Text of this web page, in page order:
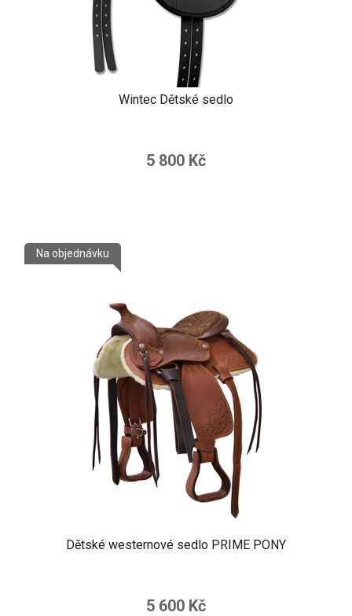
Wintec Dětské sedlo
5 800 Kč
Dětské westernové sedlo PRIME PONY
Na objednávku
5 600 Kč